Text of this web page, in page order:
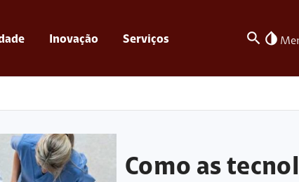
Inovação Serviços search invert_colors
Como as